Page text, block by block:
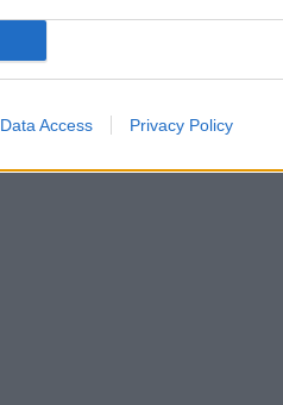
Data Access Privacy Policy